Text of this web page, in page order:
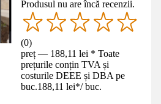
Produsul nu are încă recenzii.
(0)
preț — 188,11 lei * Toate
prețurile conțin TVA și
costurile DEEE și DBA pe
buc.188,11 lei*/ buc.